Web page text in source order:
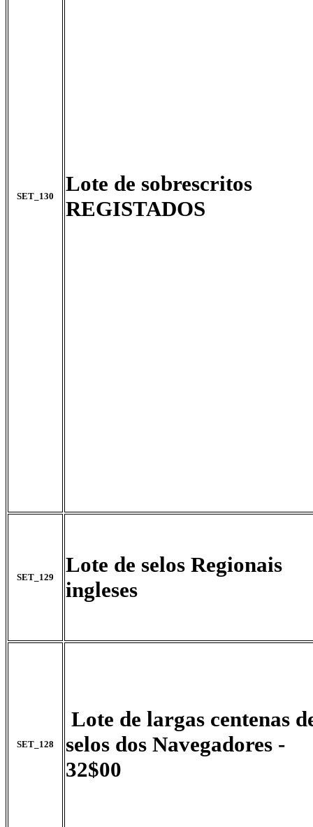
SET_130
Lote de sobrescritos
REGISTADOS
SET_129
Lote de selos Regionais
ingleses
SET_128
Lote de largas centenas
selos dos Navegadores -
32$00